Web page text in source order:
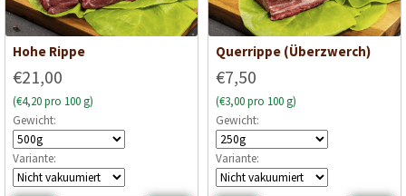
Hohe Rippe
€21,00
(€4,20 pro 100 g)
Gewicht:
Variante:
Querrippe (Überzwerch)
€7,50
(€3,00 pro 100 g)
Gewicht:
Variante: